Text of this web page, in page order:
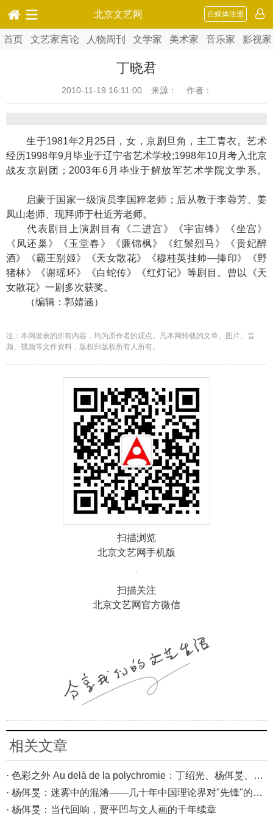
北京文艺网 自媒体注册
首页 文艺家言论 人物周刊 文学家 美术家 音乐家 影视家
丁晓君
2010-11-19 16:11:00 来源： 作者：
生于1981年2月25日，女，京剧旦角，主工青衣。艺术
经历1998年9月毕业于辽宁省艺术学校;1998年10月考入北京
战友京剧团；2003年6月毕业于解放军艺术学院文学系。
启蒙于国家一级演员李国粹老师；后从教于李蓉芳、姜
凤山老师、现拜师于杜近芳老师。
代表剧目上演剧目有《二进宫》《宇宙锋》《坐宫》
《凤还巢》《玉堂春》《廉锦枫》《红鬃烈马》《贵妃醉
酒》《霸王别姬》《天女散花》《穆桂英挂帅—捧印》《野
猪林》《谢瑶环》《白蛇传》《红灯记》等剧目。曾以《天
女散花》一剧多次获奖。
（编辑：郭婧涵）
注：本网发表的所有内容，均为原作者的观点。凡本网转载的文章、图片、音
频、视频等文件资料，版权归版权所有人所有。
扫描浏览
北京文艺网手机版
扫描关注
北京文艺网官方微信
相关文章
· 色彩之外 Au delà de la polychromie：丁绍光、杨佴旻、Alain Cardenas·Castro巴黎展
· 杨佴旻：迷雾中的混淆——几十年中国理论界对"先锋"的误读，对创作的误导
· 杨佴旻：当代回响，贾平凹与文人画的千年续章